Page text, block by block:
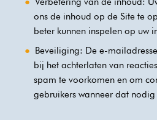
ons de inhoud op de Site te
beter kunnen inspelen op uw
Beveiliging: De e-
bij het achterlaten van
spam te voorkomen en om
gebruikers wanneer dat nodig